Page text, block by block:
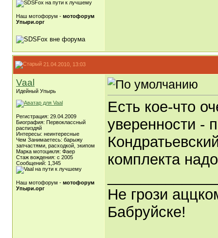
Наш мотофорум - мотофорум
Упыри.орг
21.04.2010, 13:03
Vaal
Идейный Упырь
Регистрация: 29.04.2009
Биография: Первоклассный
распиздяй
Интересы: неинтересные
Чем Занимаетесь: барыжу
запчастями, расходкой, экипом
Марка мотоцикля: Фаер
Стаж вождения: с 2005
Сообщений: 1,345
Наш мотофорум - мотофорум
Упыри.орг
Есть кое-что
уверенности -
комплекта
Не грози
Бабруйске!